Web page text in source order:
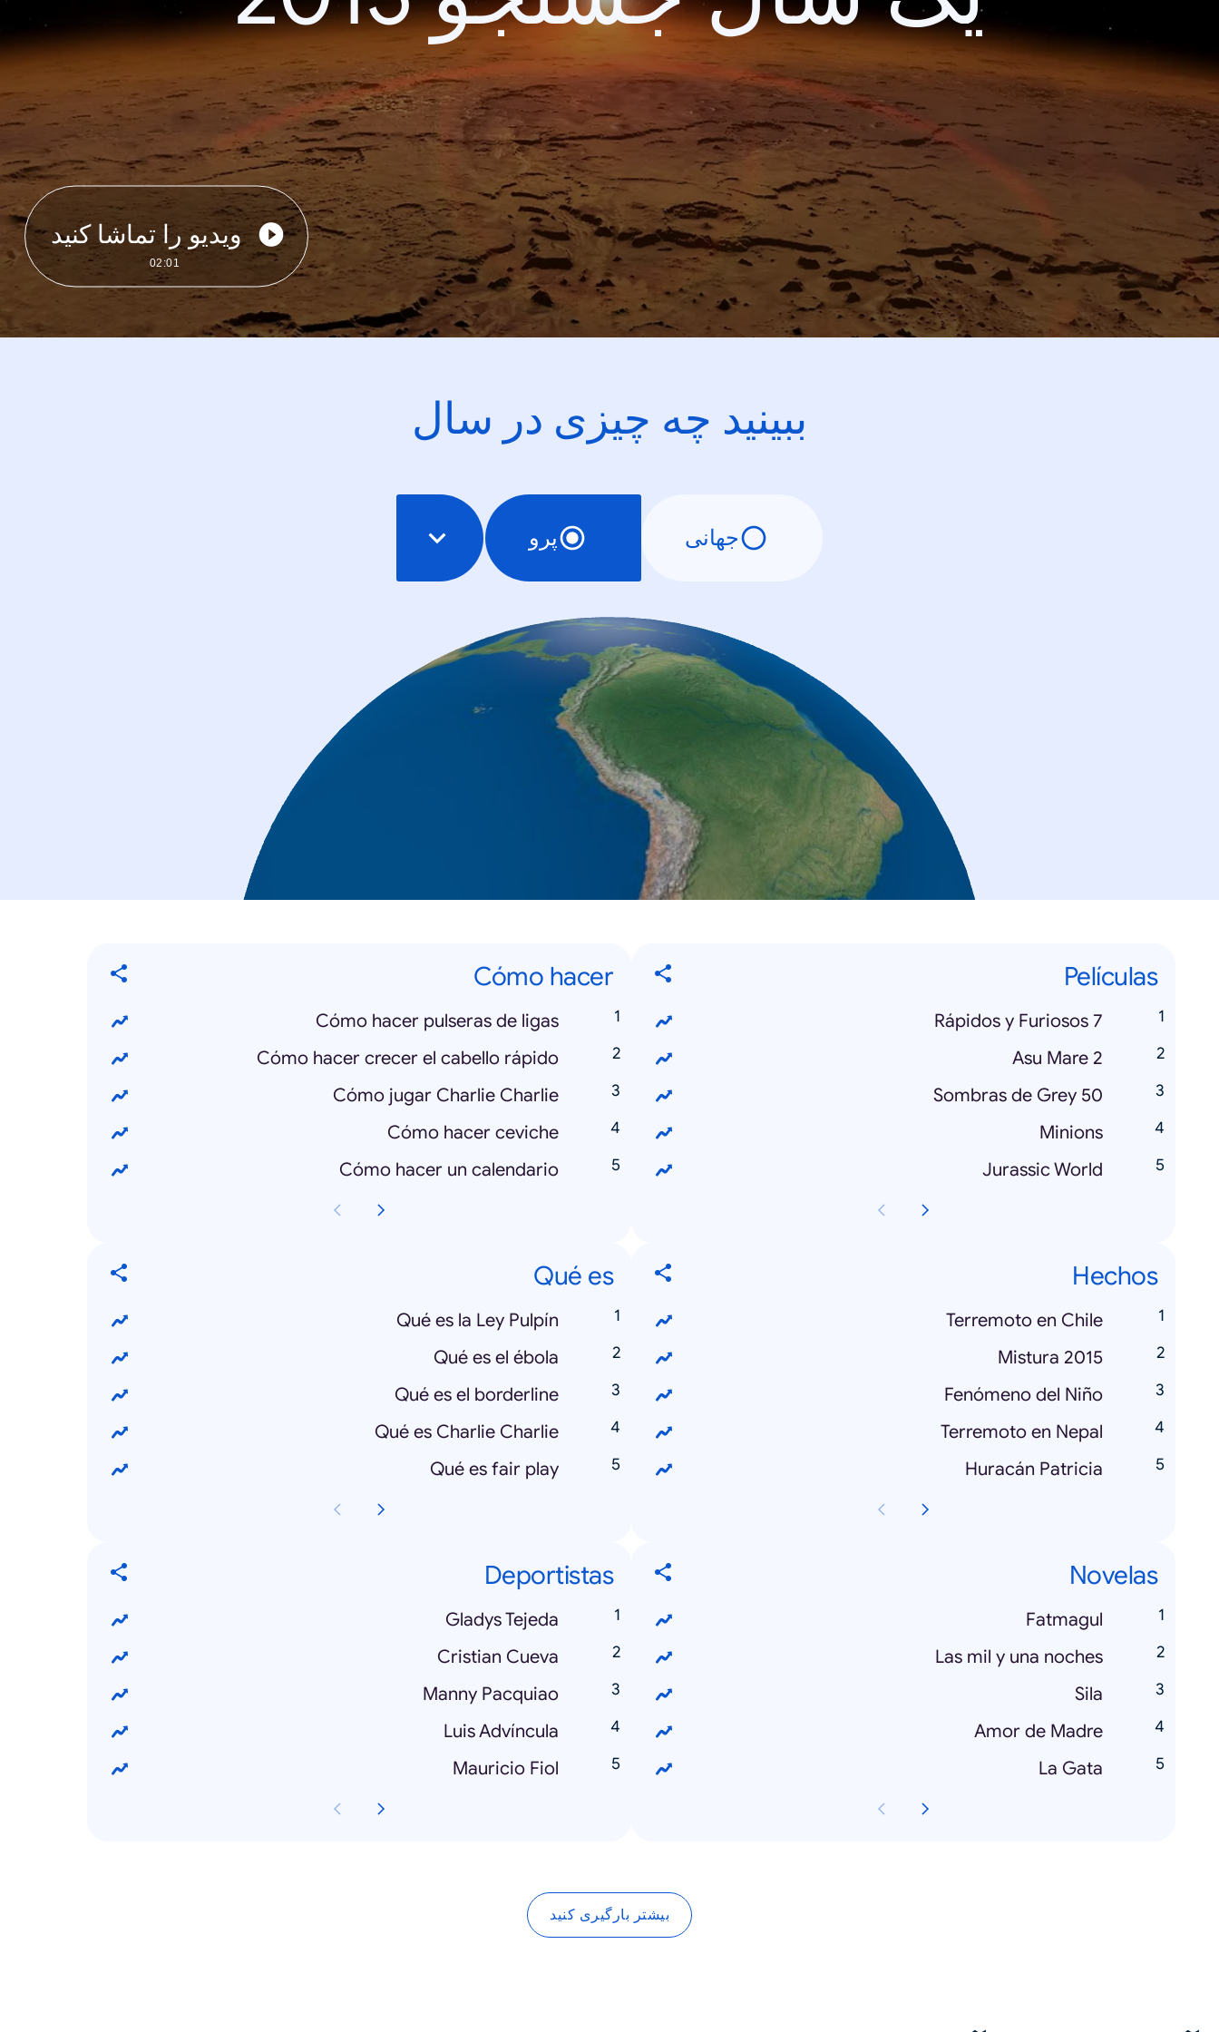
ویدیو را تماشا کنید
02:01
ببینید چه چیزی در سال
جهانی پرو
Películas
Rápidos y Furiosos 7
Asu Mare 2
50 Sombras de Grey
Minions
Jurassic World
Cómo hacer
Cómo hacer pulseras de ligas
Cómo hacer crecer el cabello rápido
Cómo jugar Charlie Charlie
Cómo hacer ceviche
Cómo hacer un calendario
Hechos
Terremoto en Chile
Mistura 2015
Fenómeno del Niño
Terremoto en Nepal
Huracán Patricia
Qué es
Qué es la Ley Pulpín
Qué es el ébola
Qué es el borderline
Qué es Charlie Charlie
Qué es fair play
Novelas
Fatmagul
Las mil y una noches
Sila
Amor de Madre
La Gata
Deportistas
Gladys Tejeda
Cristian Cueva
Manny Pacquiao
Luis Advíncula
Mauricio Fiol
بیشتر بارگیری کنید